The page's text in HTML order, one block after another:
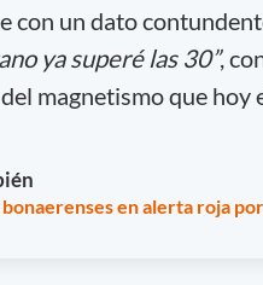
con un dato
ya superé las 30”,
magnetismo que hoy
bonaerenses en alerta roja